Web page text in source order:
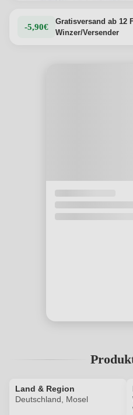
-5,90€
Gratisversand ab 12
Winzer/Versender
Land & Region
Deutschland, Mosel